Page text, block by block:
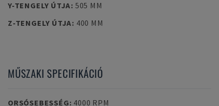
Y-TENGELY ÚTJA: 505 MM
Z-TENGELY ÚTJA: 400 MM
MŰSZAKI SPECIFIKÁCIÓ
ORSÓSEBESSÉG: 4000 RPM